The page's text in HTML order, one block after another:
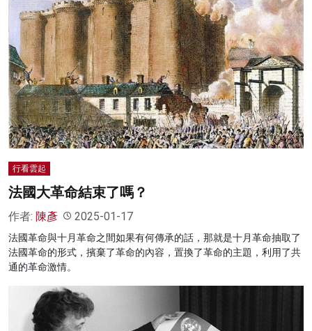
行看雲起
法國大革命結束了嗎？
作者: 陳彥 2025-01-17
法國革命與十月革命之間如果有何傳承的話，那就是十月革命抽取了
法國革命的形式，擯棄了革命的內容，置換了革命的主題，利用了共
通的革命激情。